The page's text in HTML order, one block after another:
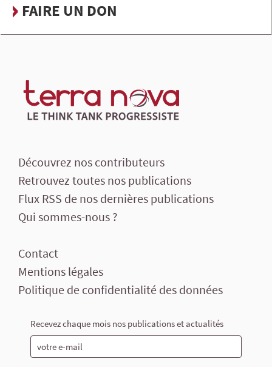
FAIRE UN DON
Découvrez nos contributeurs
Retrouvez toutes nos publications
Flux RSS de nos dernières publications
Qui sommes-nous ?
Contact
Mentions légales
Politique de confidentialité des données
Recevez chaque mois nos publications et actualités